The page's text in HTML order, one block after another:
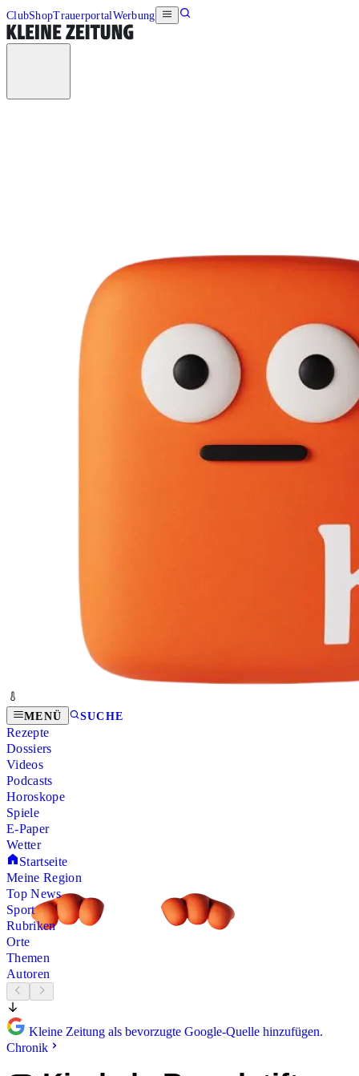
ClubShopTrauerportalWerbung
MENÜ SUCHE
Rezepte
Dossiers
Videos
Podcasts
Horoskope
Spiele
E-Paper
Wetter
Startseite
Meine Region
Top News
Sport
Rubriken
Orte
Themen
Autoren
Kleine Zeitung als bevorzugte Google-Quelle hinzufügen.
Chronik